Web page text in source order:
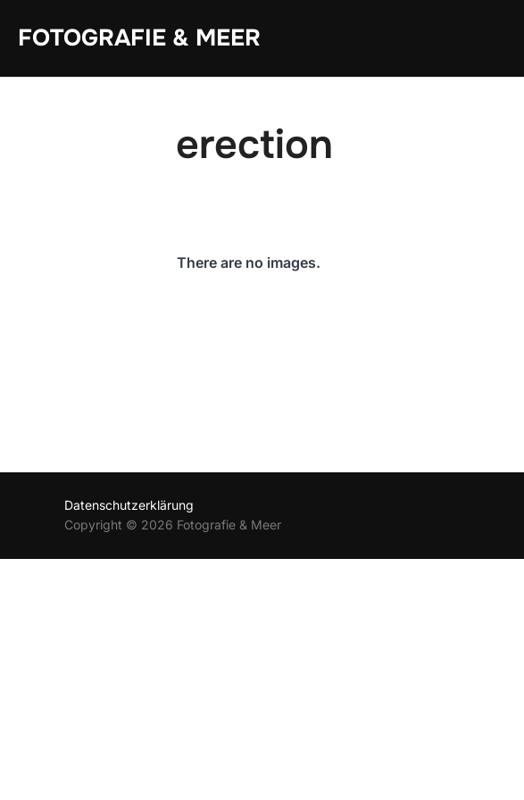
InhaltFOTOGRAFIE & MEER
erection
There are no images.
Datenschutzerklärung
Copyright © 2026 Fotografie & Meer